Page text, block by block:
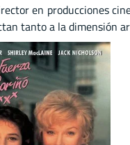
en producciones
tanto a la dimensión